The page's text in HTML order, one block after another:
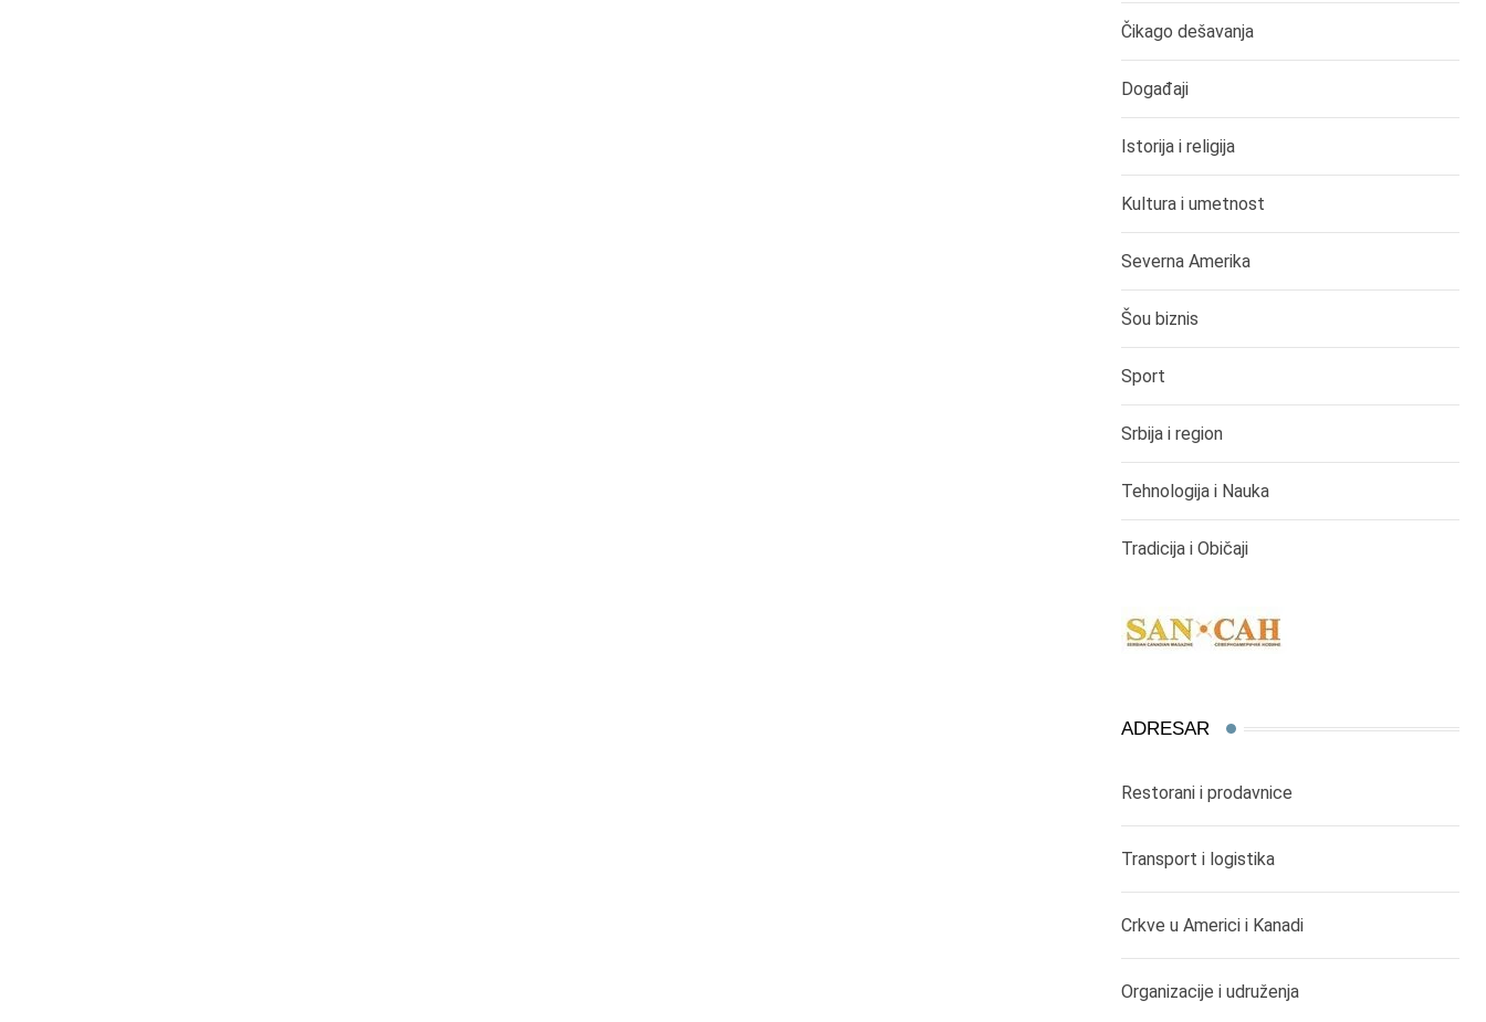
Čikago dešavanja
Događaji
Istorija i religija
Kultura i umetnost
Severna Amerika
Šou biznis
Sport
Srbija i region
Tehnologija i Nauka
Tradicija i Običaji
ADRESAR
Restorani i prodavnice
Transport i logistika
Crkve u Americi i Kanadi
Organizacije i udruženja